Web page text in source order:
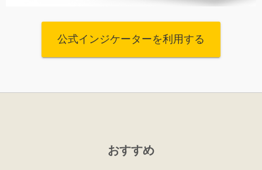
公式インジケーターを利用する
おすすめ